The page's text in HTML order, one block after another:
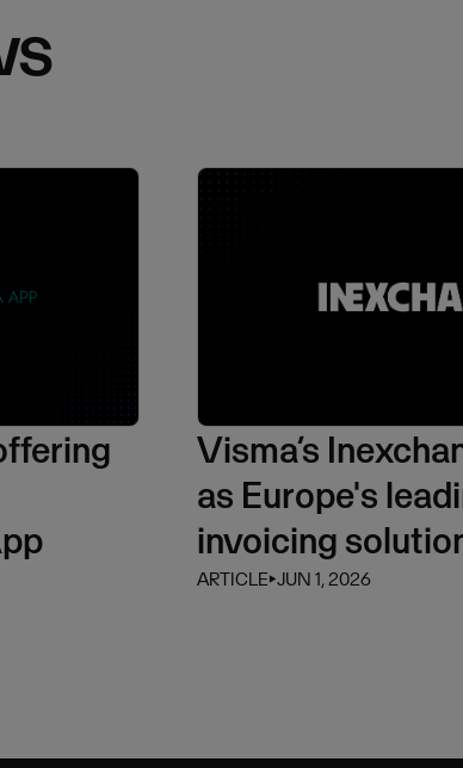
Visma’s
as Europe's
invoicing
ARTICLE⏵JUN 1, 2026